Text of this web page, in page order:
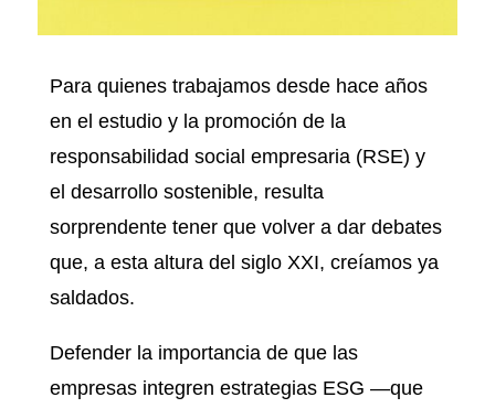
Para quienes trabajamos desde hace años
en el estudio y la promoción de la
responsabilidad social empresaria (RSE) y
el desarrollo sostenible, resulta
sorprendente tener que volver a dar debates
que, a esta altura del siglo XXI, creíamos ya
saldados.
Defender la importancia de que las
empresas integren estrategias ESG —que